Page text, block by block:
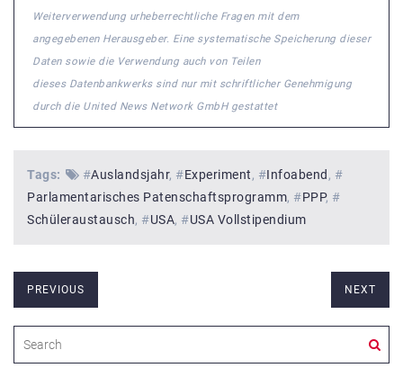
Weiterverwendung urheberrechtliche Fragen mit dem
angegebenen Herausgeber. Eine systematische Speicherung dieser
Daten sowie die Verwendung auch von Teilen
dieses Datenbankwerks sind nur mit schriftlicher Genehmigung
durch die United News Network GmbH gestattet
Tags: #Auslandsjahr #Experiment #Infoabend
#
Parlamentarisches Patenschaftsprogramm #PPP #
Schüleraustausch #USA #USA Vollstipendium
PREVIOUS NEXT